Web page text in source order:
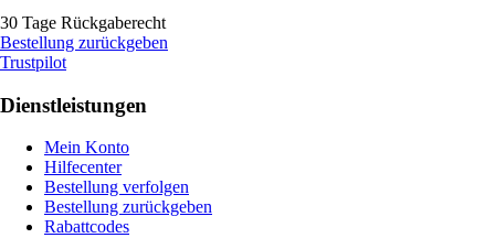
30 Tage Rückgaberecht
Bestellung zurückgeben
Trustpilot
Dienstleistungen
Mein Konto
Hilfecenter
Bestellung verfolgen
Bestellung zurückgeben
Rabattcodes